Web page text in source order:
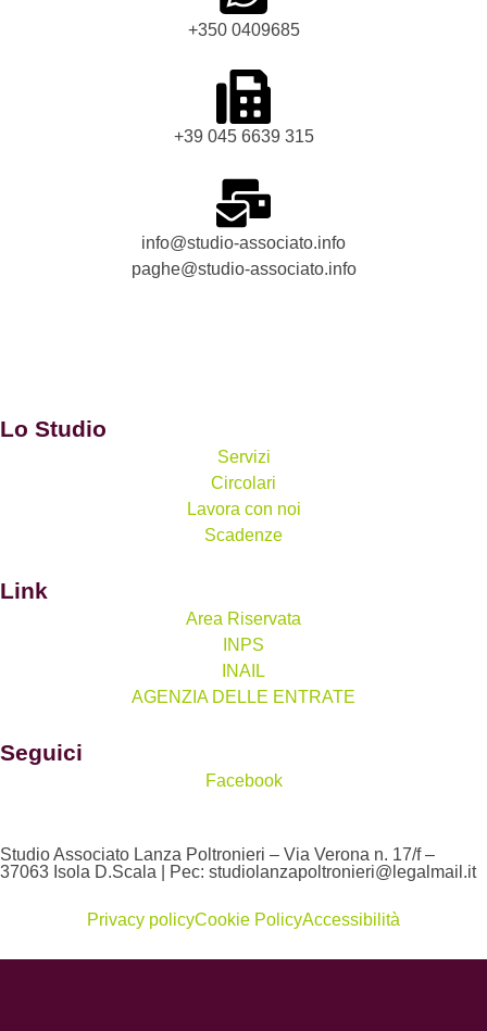
+350 0409685
+39 045 6639 315
info@studio-associato.info
paghe@studio-associato.info
Lo Studio
Servizi
Circolari
Lavora con noi
Scadenze
Link
Area Riservata
INPS
INAIL
AGENZIA DELLE ENTRATE
Seguici
Facebook
Studio Associato Lanza Poltronieri – Via Verona n. 17/f –
37063 Isola D.Scala | Pec: studiolanzapoltronieri@legalmail.it
Privacy policyCookie PolicyAccessibilità